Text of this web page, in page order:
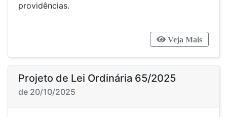
providências.
Veja Mais
Projeto de Lei Ordinária 65/2025
de 20/10/2025